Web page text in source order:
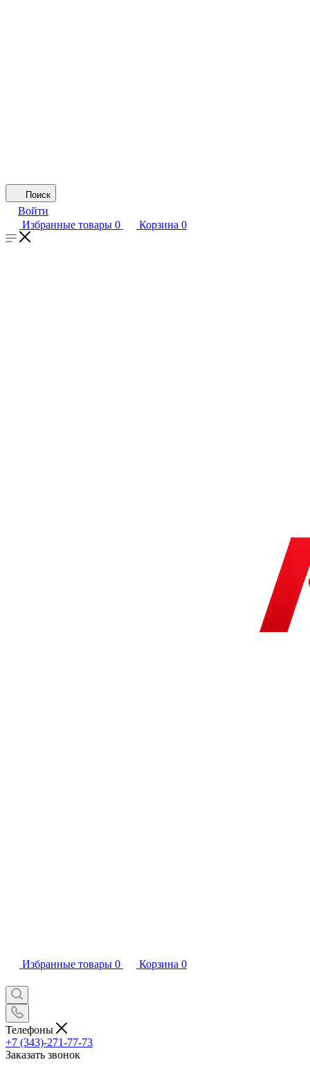
Поиск
Войти
Избранные товары 0 Корзина 0
Избранные товары 0 Корзина 0
Телефоны
+7 (343)-271-77-73
Заказать звонок